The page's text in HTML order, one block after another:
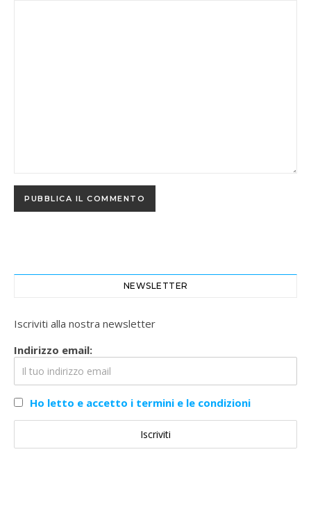
NEWSLETTER
Iscriviti alla nostra newsletter
Indirizzo email:
Ho letto e accetto i termini e le condizioni